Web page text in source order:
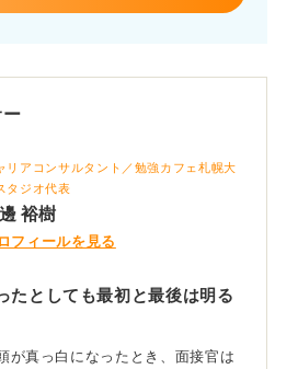
リアコンサルタント／勉強カフェ札幌大
タジオ代表
裕樹
フィールを見る
たとしても最初と最後は明る
が真っ白になったとき、面接官は